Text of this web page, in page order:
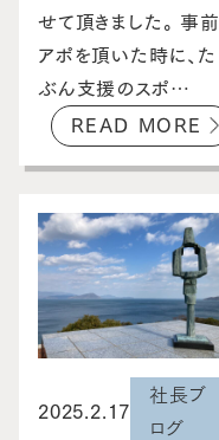
せて頂きました。 事前
アポを頂いた時に、た
ぶん支援のスポ…
READ MORE
2025.2.17
社長ブ
ログ